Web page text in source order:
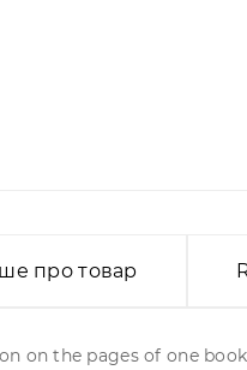
про товар
on the pages of one